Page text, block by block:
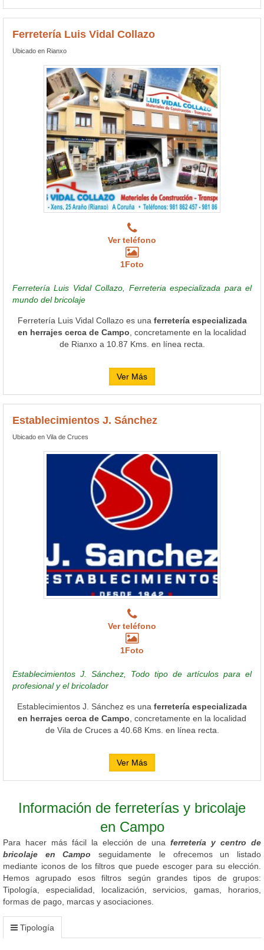
Ferretería Luis Vidal Collazo
Ubicado en Rianxo
Ver teléfono
1Foto
Ferretería Luis Vidal Collazo, Ferreteria especializada para el
mundo del bricolaje
Ferretería Luis Vidal Collazo es una ferretería especializada
en herrajes cerca de Campo , concretamente en la localidad
de Rianxo a 10.87 Kms. en línea recta.
Ver Más
Establecimientos J. Sánchez
Ubicado en Vila de Cruces
Ver teléfono
1Foto
Establecimientos J. Sánchez, Todo tipo de artículos para el
profesional y el bricolador
Establecimientos J. Sánchez es una ferretería especializada
en herrajes cerca de Campo , concretamente en la localidad
de Vila de Cruces a 40.68 Kms. en línea recta.
Ver Más
Información de ferreterías y bricolaje
en Campo
Para hacer más fácil la elección de unaferretería y centro de
bricolaje en Campo seguidamente le ofrecemos un listado
mediante iconos de los filtros que puede escoger para su elección.
Hemos agrupado esos filtros según grandes tipos de grupos:
Tipología, especialidad, localización, servicios, gamas, horarios,
formas de pago, marcas y asociaciones.
Tipología